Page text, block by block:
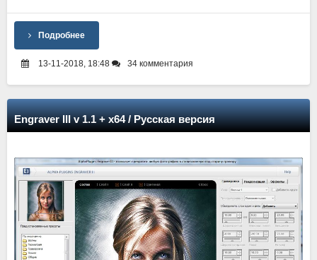
Подробнее
13-11-2018, 18:48 34 комментария
Engraver III v 1.1 + x64 / Русская версия